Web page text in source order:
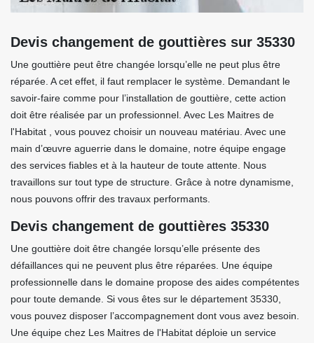
Devis changement de gouttières sur 35330
Une gouttière peut être changée lorsqu’elle ne peut plus être
réparée. A cet effet, il faut remplacer le système. Demandant le
savoir-faire comme pour l’installation de gouttière, cette action
doit être réalisée par un professionnel. Avec Les Maitres de
l'Habitat , vous pouvez choisir un nouveau matériau. Avec une
main d’œuvre aguerrie dans le domaine, notre équipe engage
des services fiables et à la hauteur de toute attente. Nous
travaillons sur tout type de structure. Grâce à notre dynamisme,
nous pouvons offrir des travaux performants.
Devis changement de gouttières 35330
Une gouttière doit être changée lorsqu’elle présente des
défaillances qui ne peuvent plus être réparées. Une équipe
professionnelle dans le domaine propose des aides compétentes
pour toute demande. Si vous êtes sur le département 35330,
vous pouvez disposer l’accompagnement dont vous avez besoin.
Une équipe chez Les Maitres de l'Habitat déploie un service